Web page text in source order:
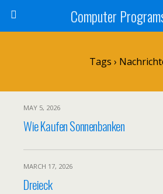
Computer
Tags ›
MAY 5, 2026
Wie Kaufen Sonnenbanken
MARCH 17, 2026
Dreieck